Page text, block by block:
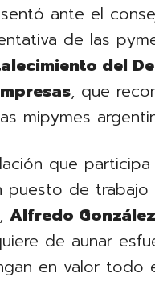
ante el
de las
del
, que
mipymes
que
puesto de trabajo
Alfredo González
de aunar
en valor todo